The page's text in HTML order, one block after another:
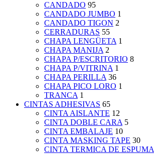
CANDADO 95
CANDADO JUMBO 1
CANDADO TIGON 2
CERRADURAS 55
CHAPA LENGÜETA 1
CHAPA MANIJA 2
CHAPA P/ESCRITORIO 8
CHAPA P/VITRINA 1
CHAPA PERILLA 36
CHAPA PICO LORO 1
TRANCA 1
CINTAS ADHESIVAS 65
CINTA AISLANTE 12
CINTA DOBLE CARA 5
CINTA EMBALAJE 10
CINTA MASKING TAPE 30
CINTA TERMICA DE ESPUMA